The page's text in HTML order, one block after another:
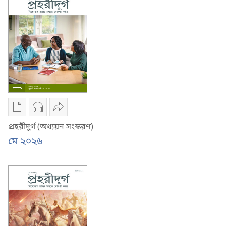
(অধ্যয়ন
সংস্করণ)
জুন ২০২৬
(অধ্যয়ন
সংস্করণ)
জুন ২০২৬
ডিজিটাল
প্রকাশনাদি
ডাউনলোড
প্রহরীদুর্গ
(অধ্যয়ন
সংস্করণ)
মে ২০২৬
অডিও
রেকর্ডিং
ডাউনলোড
প্রহরীদুর্গ
(অধ্যয়ন
সংস্করণ)
মে ২০২৬
শেয়ার
করুন
মে ২০২৬
প্রহরীদুর্গ (অধ্যয়ন সংস্করণ)
মে ২০২৬